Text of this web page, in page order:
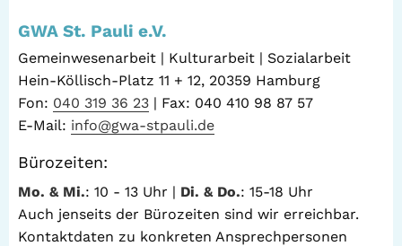
GWA St. Pauli e.V.
Gemeinwesenarbeit | Kulturarbeit | Sozialarbeit
Hein-Köllisch-Platz 11 + 12, 20359 Hamburg
Fon: 040 319 36 23 | Fax: 040 410 98 87 57
E-Mail: info@gwa-stpauli.de
Bürozeiten:
Mo. & Mi.: 10 - 13 Uhr | Di. & Do.: 15-18 Uhr
Auch jenseits der Bürozeiten sind wir erreichbar.
Kontaktdaten zu konkreten Ansprechpersonen